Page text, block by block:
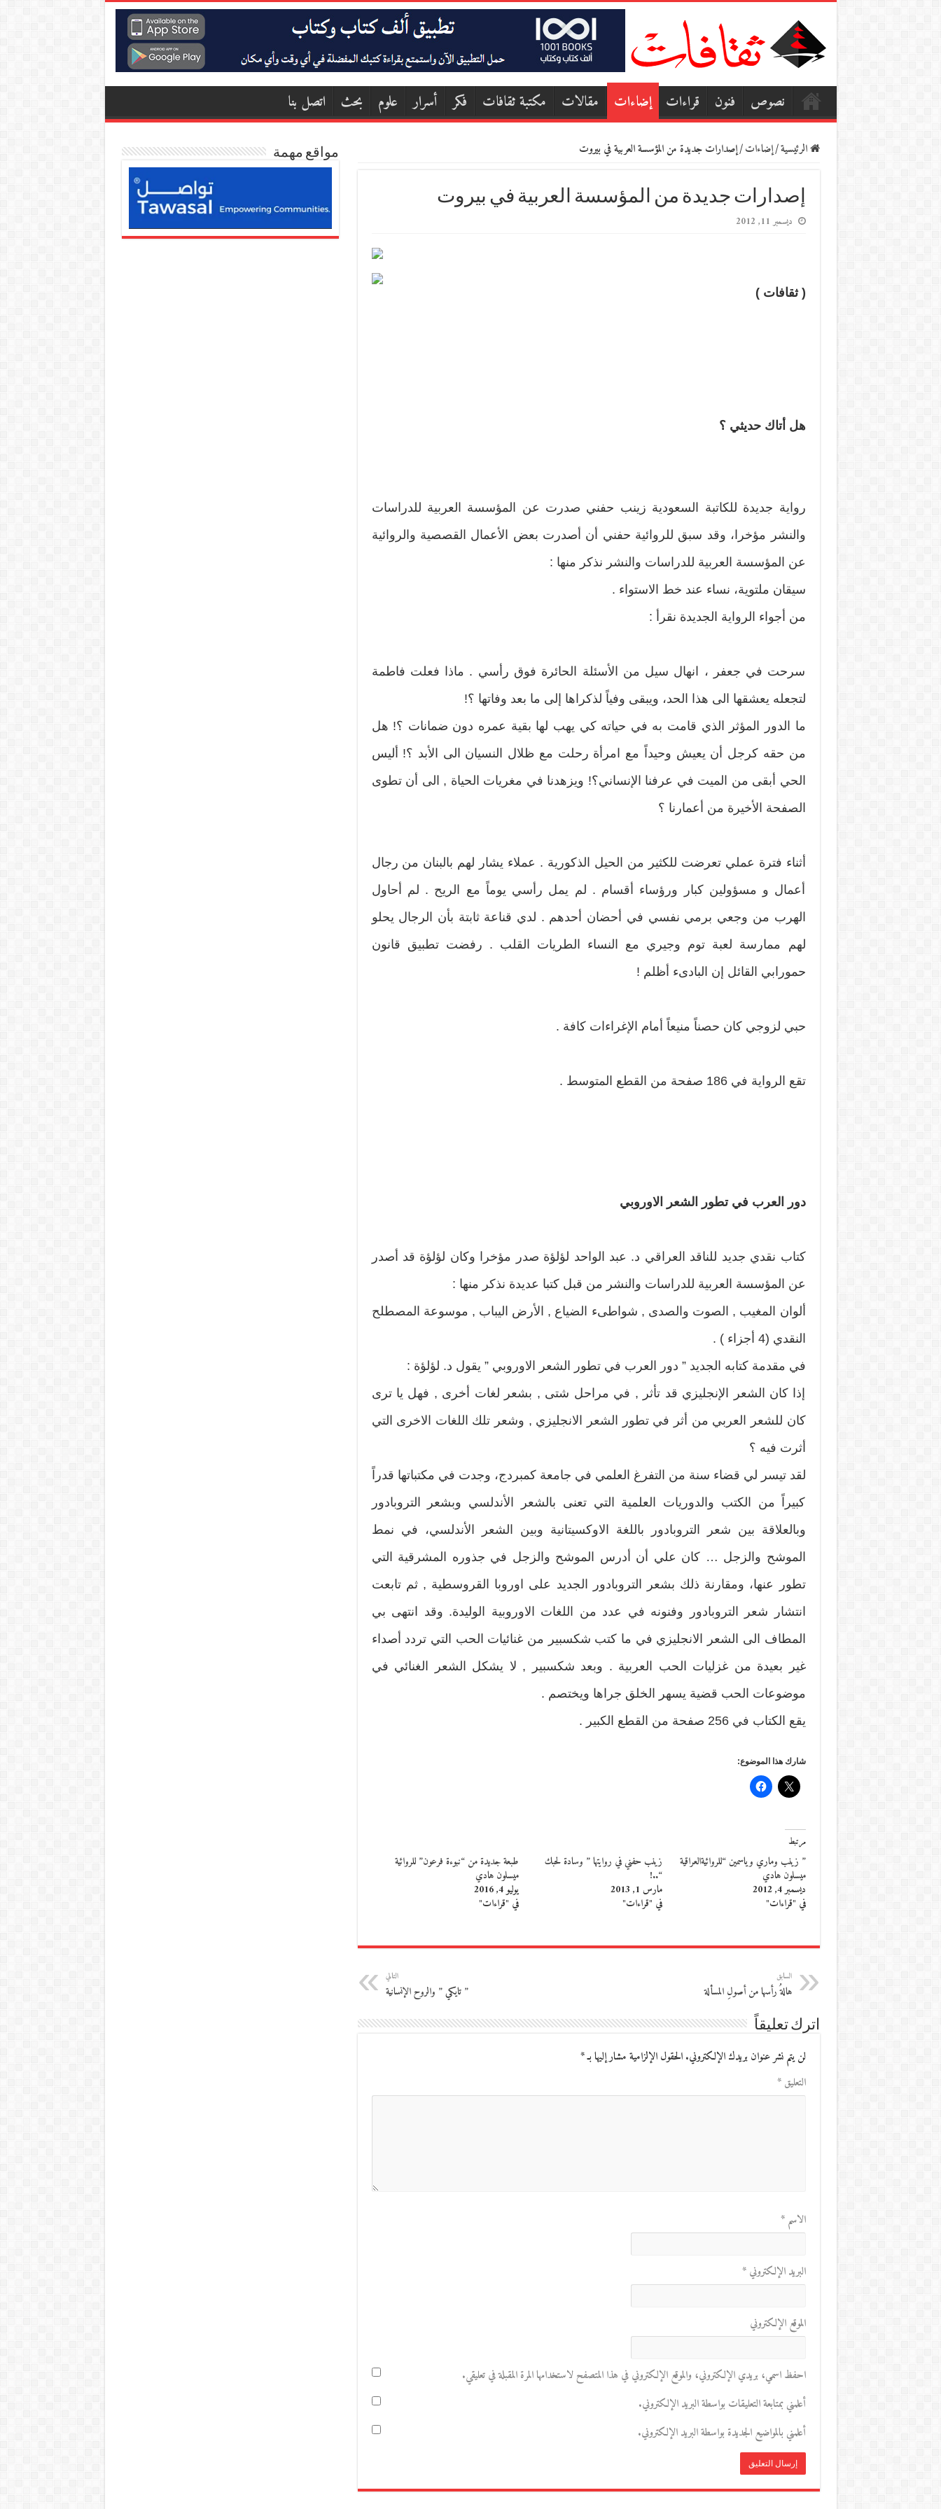
نصوص فنون قراءات إضاءات مقالات مكتبة ثقافات فكر أسرار علوم بحث اتصل بنا
الرئيسية/إضاءات/إصدارات جديدة من المؤسسة العربية في بيروت
إصدارات جديدة من المؤسسة العربية في بيروت
ديسمبر 11, 2012
( ثقافات )
هل أتاك حديثي ؟
رواية جديدة للكاتبة السعودية زينب حفني صدرت عن المؤسسة العربية للدراسات
والنشر مؤخرا، وقد سبق للروائية حفني أن أصدرت بعض الأعمال القصصية والروائية
عن المؤسسة العربية للدراسات والنشر نذكر منها :
سيقان ملتوية، نساء عند خط الاستواء .
من أجواء الرواية الجديدة نقرأ :
سرحت في جعفر ، انهال سيل من الأسئلة الحائرة فوق رأسي . ماذا فعلت فاطمة
لتجعله يعشقها الى هذا الحد، ويبقى وفياً لذكراها إلى ما بعد وفاتها ؟!
ما الدور المؤثر الذي قامت به في حياته كي يهب لها بقية عمره دون ضمانات ؟! هل
من حقه كرجل أن يعيش وحيداً مع امرأة رحلت مع ظلال النسيان الى الأبد ؟! أليس
الحي أبقى من الميت في عرفنا الإنساني؟! ويزهدنا في مغريات الحياة , الى أن تطوى
الصفحة الأخيرة من أعمارنا ؟
أثناء فترة عملي تعرضت للكثير من الحيل الذكورية . عملاء يشار لهم بالبنان من رجال
أعمال و مسؤولين كبار ورؤساء أقسام . لم يمل رأسي يوماً مع الريح . لم أحاول
الهرب من وجعي برمي نفسي في أحضان أحدهم . لدي قناعة ثابتة بأن الرجال يحلو
لهم ممارسة لعبة توم وجيري مع النساء الطريات القلب . رفضت تطبيق قانون
حمورابي القائل إن البادىء أظلم !
حبي لزوجي كان حصناً منيعاً أمام الإغراءات كافة .
تقع الرواية في 186 صفحة من القطع المتوسط .
دور العرب في تطور الشعر الاوروبي
كتاب نقدي جديد للناقد العراقي د. عبد الواحد لؤلؤة صدر مؤخرا وكان لؤلؤة قد أصدر
عن المؤسسة العربية للدراسات والنشر من قبل كتبا عديدة نذكر منها :
ألوان المغيب , الصوت والصدى , شواطىء الضياع , الأرض اليباب , موسوعة المصطلح
النقدي (4 أجزاء ) .
في مقدمة كتابه الجديد ” دور العرب في تطور الشعر الاوروبي ” يقول د. لؤلؤة :
إذا كان الشعر الإنجليزي قد تأثر , في مراحل شتى , بشعر لغات أخرى , فهل يا ترى
كان للشعر العربي من أثر في تطور الشعر الانجليزي , وشعر تلك اللغات الاخرى التي
أثرت فيه ؟
لقد تيسر لي قضاء سنة من التفرغ العلمي في جامعة كمبردج، وجدت في مكتباتها قدراً
كبيراً من الكتب والدوريات العلمية التي تعنى بالشعر الأندلسي وبشعر التروبادور
وبالعلاقة بين شعر التروبادور باللغة الاوكسيتانية وبين الشعر الأندلسي، في نمط
الموشح والزجل … كان علي أن أدرس الموشح والزجل في جذوره المشرقية التي
تطور عنها، ومقارنة ذلك بشعر التروبادور الجديد على اوروبا القروسطية , ثم تابعت
انتشار شعر التروبادور وفنونه في عدد من اللغات الاوروبية الوليدة. وقد انتهى بي
المطاف الى الشعر الانجليزي في ما كتب شكسبير من غنائيات الحب التي تردد أصداء
غير بعيدة من غزليات الحب العربية . وبعد شكسبير , لا يشكل الشعر الغنائي في
موضوعات الحب قضية يسهر الخلق جراها ويختصم .
يقع الكتاب في 256 صفحة من القطع الكبير .
شارك هذا الموضوع:
مرتبط
” زينب وماري وياسمين “للروائيةالعراقية
ميسلون هادي
ديسمبر 4, 2012
في "قراءات"
زينب حفني في روايتها ” وسادة لحبك
“..!
مارس 1, 2013
في "قراءات"
طبعة جديدة من “نبوءة فرعون” للروائية
ميسلون هادي
يوليو 4, 2016
في "قراءات"
السابق
هالةُ رأسها من أصولِ المسألة
التالي
” تايكي ” والروح الإنسانية
اترك تعليقاً
لن يتم نشر عنوان بريدك الإلكتروني. الحقول الإلزامية مشار إليها بـ*
التعليق*
الاسم*
البريد الإلكتروني*
الموقع الإلكتروني
احفظ اسمي، بريدي الإلكتروني، والموقع الإلكتروني في هذا المتصفح لاستخدامها المرة المقبلة في تعليقي.
أعلمني بمتابعة التعليقات بواسطة البريد الإلكتروني.
أعلمني بالمواضيع الجديدة بواسطة البريد الإلكتروني.
مواقع مهمة